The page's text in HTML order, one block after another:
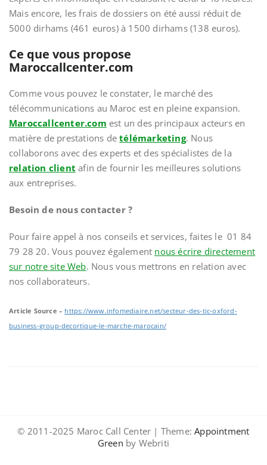
Mais encore, les frais de dossiers on été aussi réduit de
5000 dirhams (461 euros) à 1500 dirhams (138 euros).
Ce que vous propose
Maroccallcenter.com
Comme vous pouvez le constater, le marché des
télécommunications au Maroc est en pleine expansion.
Maroccallcenter.com est un des principaux acteurs en
matière de prestations detélémarketing. Nous
collaborons avec des experts et des spécialistes de la
relation client afin de fournir les meilleures solutions
aux entreprises.
Besoin de nous contacter ?
Pour faire appel à nos conseils et services, faites le 01 84
79 28 20. Vous pouvez également nous écrire directement
sur notre site Web. Nous vous mettrons en relation avec
nos collaborateurs.
Article Source – https://www.infomediaire.net/secteur-des-tic-oxford-
business-group-decortique-le-marche-marocain/
© 2011-2025 Maroc Call Center | Theme: Appointment
Green by Webriti